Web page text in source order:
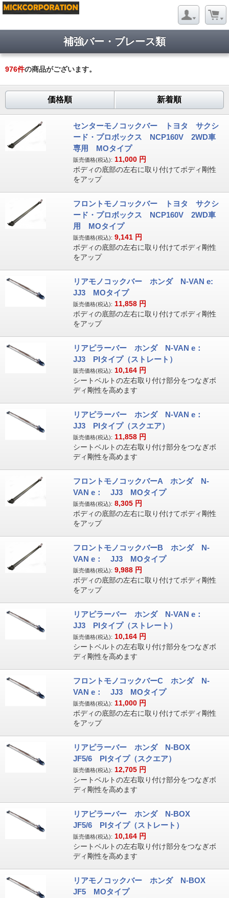
補強バー・ブレース類
976件の商品がございます。
価格順 新着順
センターモノコックバー トヨタ サクシ
ード・プロボックス NCP160V 2WD車
専用 MOタイプ
販売価格(税込): 11,000 円
ボディの底部の左右に取り付けてボディ剛性
をアップ
フロントモノコックバー トヨタ サクシ
ード・プロボックス NCP160V 2WD車
用 MOタイプ
販売価格(税込): 9,141 円
ボディの底部の左右に取り付けてボディ剛性
をアップ
リアモノコックバー ホンダ N-VAN e:
JJ3 MOタイプ
販売価格(税込): 11,858 円
ボディの底部の左右に取り付けてボディ剛性
をアップ
リアピラーバー ホンダ N-VAN e：
JJ3 PIタイプ（ストレート）
販売価格(税込): 10,164 円
シートベルトの左右取り付け部分をつなぎボ
ディ剛性を高めます
リアピラーバー ホンダ N-VAN e：
JJ3 PIタイプ（スクエア）
販売価格(税込): 11,858 円
シートベルトの左右取り付け部分をつなぎボ
ディ剛性を高めます
フロントモノコックバーA ホンダ N-
VAN e： JJ3 MOタイプ
販売価格(税込): 8,305 円
ボディの底部の左右に取り付けてボディ剛性
をアップ
フロントモノコックバーB ホンダ N-
VAN e： JJ3 MOタイプ
販売価格(税込): 9,988 円
ボディの底部の左右に取り付けてボディ剛性
をアップ
リアピラーバー ホンダ N-VAN e：
JJ3 PIタイプ（ストレート）
販売価格(税込): 10,164 円
シートベルトの左右取り付け部分をつなぎボ
ディ剛性を高めます
フロントモノコックバーC ホンダ N-
VAN e： JJ3 MOタイプ
販売価格(税込): 11,000 円
ボディの底部の左右に取り付けてボディ剛性
をアップ
リアピラーバー ホンダ N-BOX
JF5/6 PIタイプ（スクエア）
販売価格(税込): 12,705 円
シートベルトの左右取り付け部分をつなぎボ
ディ剛性を高めます
リアピラーバー ホンダ N-BOX
JF5/6 PIタイプ（ストレート）
販売価格(税込): 10,164 円
シートベルトの左右取り付け部分をつなぎボ
ディ剛性を高めます
リアモノコックバー ホンダ N-BOX
JF5 MOタイプ